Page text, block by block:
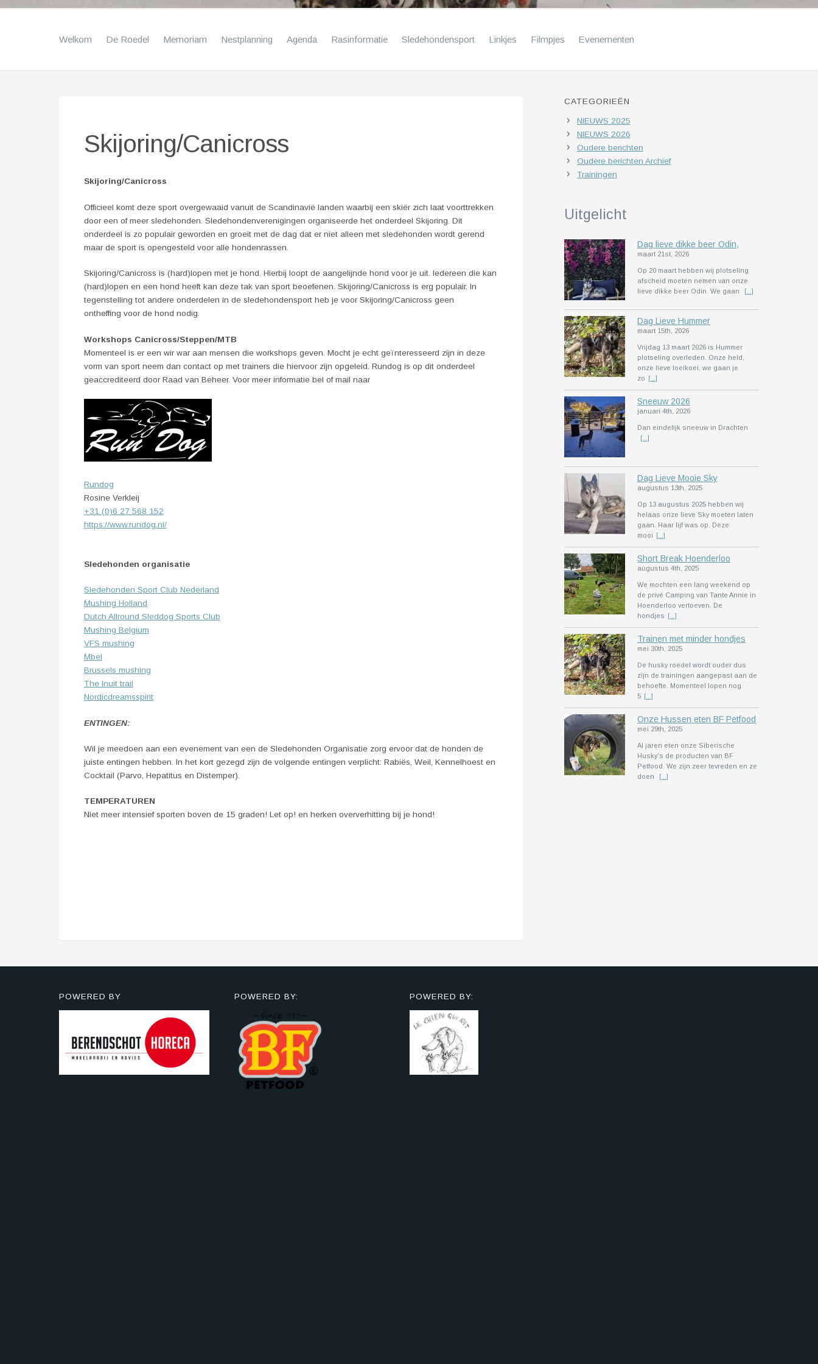
Welkom De Roedel Memoriam Nestplanning Agenda Rasinformatie Sledehondensport Linkjes Filmpjes Evenementen
Skijoring/Canicross
Skijoring/Canicross
Officieel komt deze sport overgewaaid vanuit de Scandinavië landen waarbij een skiër zich laat voorttrekken
door een of meer sledehonden. Sledehondenverenigingen organiseerde het onderdeel Skijoring. Dit
onderdeel is zo populair geworden en groeit met de dag dat er niet alleen met sledehonden wordt gerend
maar de sport is opengesteld voor alle hondenrassen.
Skijoring/Canicross is (hard)lopen met je hond. Hierbij loopt de aangelijnde hond voor je uit. Iedereen die kan
(hard)lopen en een hond heeft kan deze tak van sport beoefenen. Skijoring/Canicross is erg populair. In
tegenstelling tot andere onderdelen in de sledehondensport heb je voor Skijoring/Canicross geen
ontheffing voor de hond nodig.
Workshops Canicross/Steppen/MTB
Momenteel is er een wir war aan mensen die workshops geven. Mocht je echt geïnteresseerd zijn in deze
vorm van sport neem dan contact op met trainers die hiervoor zijn opgeleid. Rundog is op dit onderdeel
geaccrediteerd door Raad van Beheer. Voor meer informatie bel of mail naar
Rundog
Rosine Verkleij
+31 (0)6 27 568 152
https://www.rundog.nl/
Sledehonden organisatie
Sledehonden Sport Club Nederland
Mushing Holland
Dutch Allround Sleddog Sports Club
Mushing Belgium
VFS mushing
Mbel
Brussels mushing
The Inuit trail
Nordicdreamsspirit
ENTINGEN:
Wil je meedoen aan een evenement van een de Sledehonden Organisatie zorg ervoor dat de honden de
juiste entingen hebben. In het kort gezegd zijn de volgende entingen verplicht: Rabiës, Weil, Kennelhoest en
Cocktail (Parvo, Hepatitus en Distemper).
TEMPERATUREN
Niet meer intensief sporten boven de 15 graden! Let op! en herken oververhitting bij je hond!
CATEGORIEËN
NIEUWS 2025
NIEUWS 2026
Oudere berichten
Oudere berichten Archief
Trainingen
Uitgelicht
Dag lieve dikke beer Odin,
maart 21st, 2026
Op 20 maart hebben wij plotseling
afscheid moeten nemen van onze
lieve dikke beer Odin. We gaan
[...]
Dag Lieve Hummer
maart 15th, 2026
Vrijdag 13 maart 2026 is Hummer
plotseling overleden. Onze held,
onze lieve loeikoei, we gaan je
zo [...]
Sneeuw 2026
januari 4th, 2026
Dan eindelijk sneeuw in Drachten
[...]
Dag Lieve Mooie Sky
augustus 13th, 2025
Op 13 augustus 2025 hebben wij
helaas onze lieve Sky moeten laten
gaan. Haar lijf was op. Deze
mooi [...]
Short Break Hoenderloo
augustus 4th, 2025
We mochten een lang weekend op
de privé Camping van Tante Annie in
Hoenderloo vertoeven. De
hondjes [...]
Trainen met minder hondjes
mei 30th, 2025
De husky roedel wordt ouder dus
zijn de trainingen aangepast aan de
behoefte. Momenteel lopen nog
5 [...]
Onze Hussen eten BF Petfood
mei 29th, 2025
Al jaren eten onze Siberische
Husky's de producten van BF
Petfood. We zijn zeer tevreden en ze
doen
[...]
POWERED BY POWERED BY: POWERED BY: